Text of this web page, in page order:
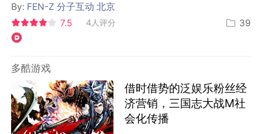
By: FEN-Z 分子互动 北京
7.5
4人评分 39
多酷游戏
借时借势的泛娱乐粉丝经
济营销，三国志大战M社
会化传播